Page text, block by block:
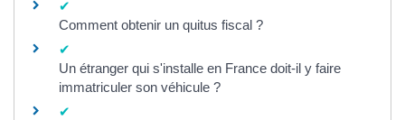
Comment obtenir un quitus fiscal ?
Un étranger qui s'installe en France doit-il y faire
immatriculer son véhicule ?